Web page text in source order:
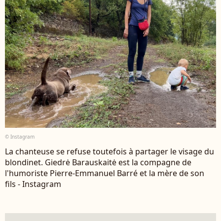
© Instagram
La chanteuse se refuse toutefois à partager le visage du
blondinet. Giedrė Barauskaitė est la compagne de
l'humoriste Pierre-Emmanuel Barré et la mère de son
fils - Instagram